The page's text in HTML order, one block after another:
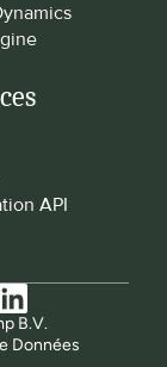
API
B.V.
Données